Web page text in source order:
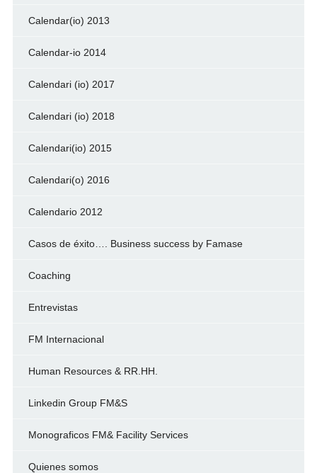
Calendar(io) 2013
Calendar-io 2014
Calendari (io) 2017
Calendari (io) 2018
Calendari(io) 2015
Calendari(o) 2016
Calendario 2012
Casos de éxito…. Business success by Famase
Coaching
Entrevistas
FM Internacional
Human Resources & RR.HH.
Linkedin Group FM&S
Monograficos FM& Facility Services
Quienes somos